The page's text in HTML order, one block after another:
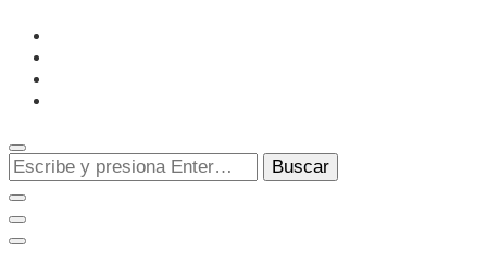
Matiz
Un espacio editorial donde pongo en palabras aquello que
muchos sentimos y pocos sabemos cómo explicar y
donde también compartiré contigo las cosas que me
conmueven, me sorprenden o creo que merecen ser
¿Buscas
algo?